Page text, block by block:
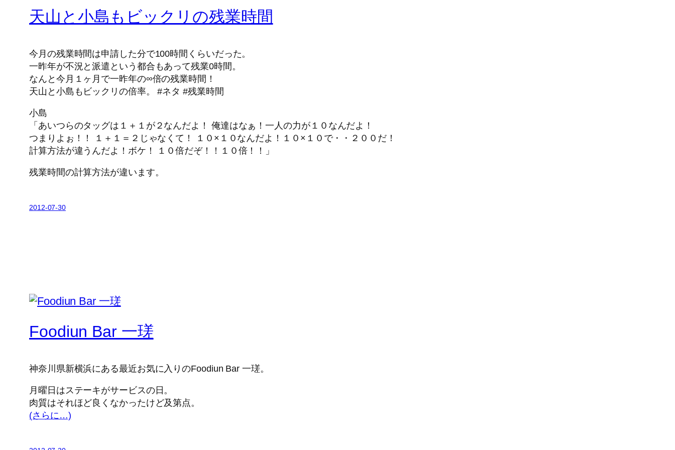
天山と小島もビックリの残業時間
今月の残業時間は申請した分で100時間くらいだった。
一昨年が不況と派遣という都合もあって残業0時間。
なんと今月１ヶ月で一昨年の∞倍の残業時間！
天山と小島もビックリの倍率。 #ネタ #残業時間
小島
「あいつらのタッグは１＋１が２なんだよ！ 俺達はなぁ！一人の力が１０なんだよ！
つまりよぉ！！ １＋１＝２じゃなくて！ １０×１０なんだよ！１０×１０で・・２００だ！
計算方法が違うんだよ！ボケ！ １０倍だぞ！！１０倍！！」
残業時間の計算方法が違います。
2012-07-30
Foodiun Bar 一瑳
神奈川県新横浜にある最近お気に入りのFoodiun Bar 一瑳。
月曜日はステーキがサービスの日。
肉質はそれほど良くなかったけど及第点。
(さらに…)